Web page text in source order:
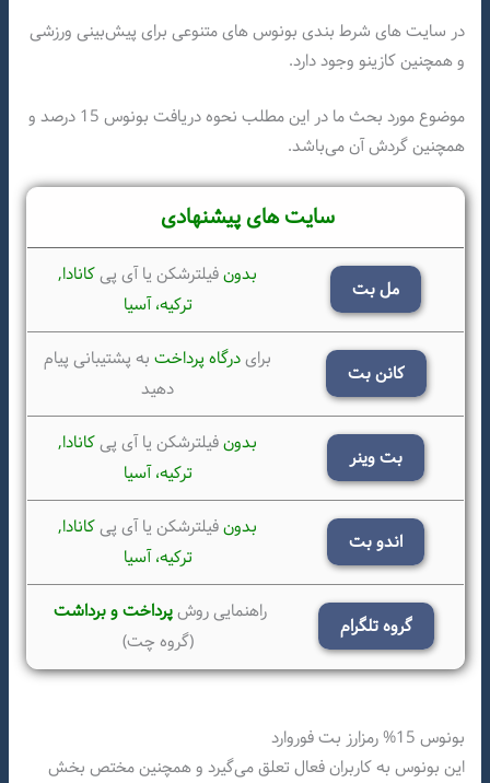
در سایت های شرط بندی بونوس های متنوعی برای پیش‌بینی ورزشی
و همچنین کازینو وجود دارد.
موضوع مورد بحث ما در این مطلب نحوه دریافت بونوس 15 درصد و
همچنین گردش آن می‌باشد.
سایت های پیشنهادی
مل بت
بدونفیلترشکن یا آی پیکانادا,
ترکیه، آسیا
کانن بت
برایدرگاه پرداختبه پشتیبانی پیام
دهید
بت وینر
بدونفیلترشکن یا آی پیکانادا,
ترکیه، آسیا
اندو بت
بدونفیلترشکن یا آی پیکانادا,
ترکیه، آسیا
گروه تلگرام
راهنمایی روشپرداخت و برداشت
(گروه چت)
بونوس 15% رمزارز بت فوروارد
این بونوس به کاربران فعال تعلق می‌گیرد و همچنین مختص بخش